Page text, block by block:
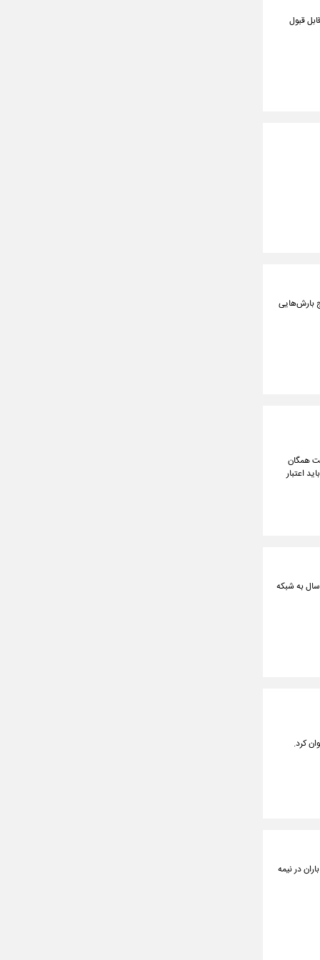
(۱۴ اسفند) در شرایط قابل قبول
بارش‌هایی
آب پاکی را روی دست همگان
اعتبار
امدادونجات جمعیت هلال احمر از پیوستن یک فروند بالگرد میل ۱۷ زمین گیر هلال احمر بعد از ۵ سال به شبکه
اسفندماه از بارش برف و باران در نیمه